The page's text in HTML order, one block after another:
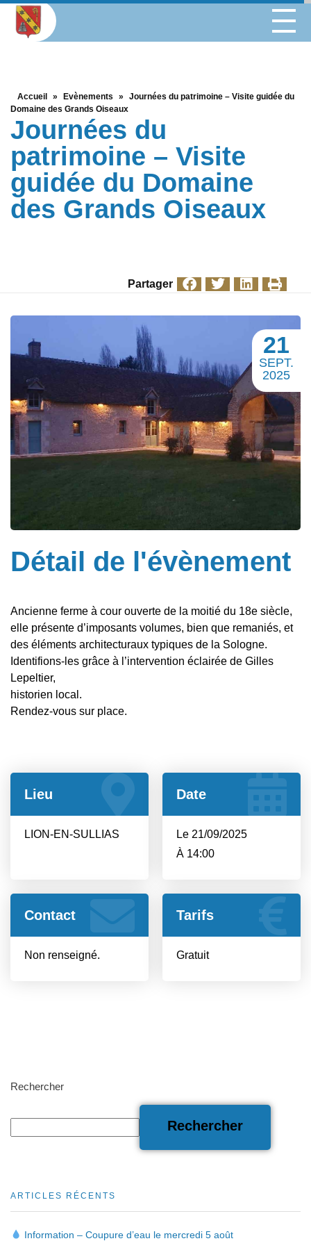
Accueil » Evènements »
Journées du patrimoine – Visite guidée du
Domaine des Grands Oiseaux
Journées du
patrimoine – Visite
guidée du Domaine
des Grands Oiseaux
Partager
21
SEPT.
2025
Détail de l'évènement
Ancienne ferme à cour ouverte de la moitié du 18e siècle,
elle présente d’imposants volumes, bien que remaniés, et
des éléments architecturaux typiques de la Sologne.
Identifions-les grâce à l’intervention éclairée de Gilles
Lepeltier,
historien local.
Rendez-vous sur place.
Lieu
LION-EN-SULLIAS
Date
Le 21/09/2025
À 14:00
Contact
Non renseigné.
Tarifs
Gratuit
Rechercher
Rechercher
ARTICLES RÉCENTS
Information – Coupure d’eau le mercredi 5 août